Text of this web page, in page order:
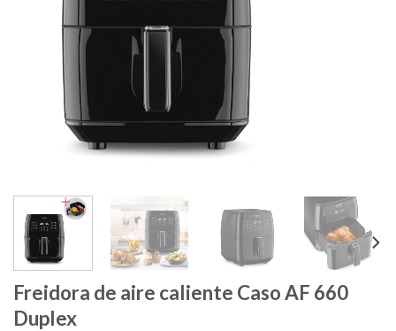
Freidora de aire caliente Caso AF 660
Duplex